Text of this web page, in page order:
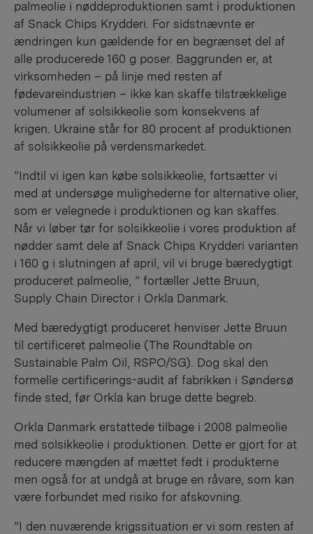
palmeolie i nøddeproduktionen samt i produktionen
af Snack Chips Krydderi. For sidstnævnte er
ændringen kun gældende for en begrænset del af
alle producerede 160 g poser. Baggrunden er, at
virksomheden – på linje med resten af
fødevareindustrien – ikke kan skaffe tilstrækkelige
volumener af solsikkeolie som konsekvens af
krigen. Ukraine står for 80 procent af produktionen
af solsikkeolie på verdensmarkedet.
”Indtil vi igen kan købe solsikkeolie, fortsætter vi
med at undersøge mulighederne for alternative olier,
som er velegnede i produktionen og kan skaffes.
Når vi løber tør for solsikkeolie i vores produktion af
nødder samt dele af Snack Chips Krydderi varianten
i 160 g i slutningen af april, vil vi bruge bæredygtigt
produceret palmeolie, ” fortæller Jette Bruun,
Supply Chain Director i Orkla Danmark.
Med bæredygtigt produceret henviser Jette Bruun
til certificeret palmeolie (The Roundtable on
Sustainable Palm Oil, RSPO/SG). Dog skal den
formelle certificerings-audit af fabrikken i Søndersø
finde sted, før Orkla kan bruge dette begreb.
Orkla Danmark erstattede tilbage i 2008 palmeolie
med solsikkeolie i produktionen. Dette er gjort for at
reducere mængden af mættet fedt i produkterne
men også for at undgå at bruge en råvare, som kan
være forbundet med risiko for afskovning.
”I den nuværende krigssituation er vi som resten af